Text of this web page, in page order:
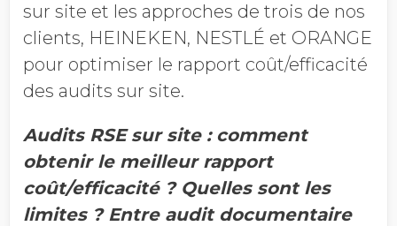
sur site et les approches de trois de nos
clients, HEINEKEN, NESTLÉ et ORANGE
pour optimiser le rapport coût/efficacité
des audits sur site.
Audits RSE sur site : comment
obtenir le meilleur rapport
coût/efficacité ? Quelles sont les
limites ? Entre audit documentaire